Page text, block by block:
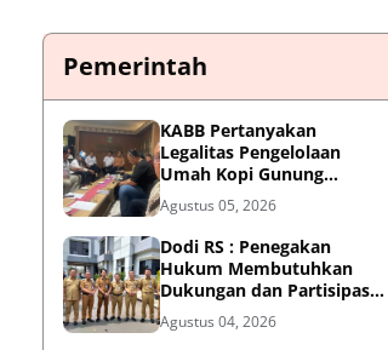
Pemerintah
KABB Pertanyakan
Legalitas Pengelolaan
Umah Kopi Gunung
Karang, Desak Pemprov
Banten Buka Dokumen
Pengelolaan Aset
Agustus 05, 2026
Dodi RS : Penegakan
Hukum Membutuhkan
Dukungan dan Partisipasi
Aktif Seluruh Elemen
Masyarakat.
Agustus 04, 2026